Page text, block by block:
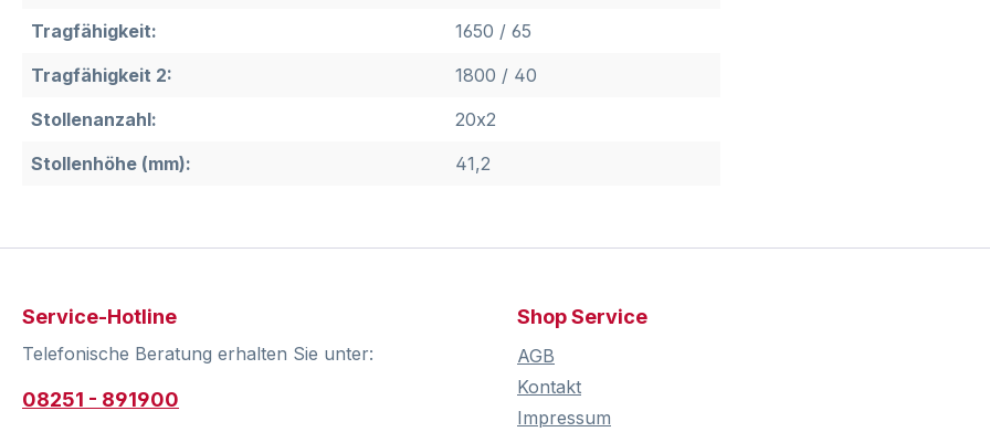
Tragfähigkeit:
1650 / 65
Tragfähigkeit 2:
1800 / 40
Stollenanzahl:
20x2
Stollenhöhe (mm):
41,2
Service-Hotline
Telefonische Beratung erhalten Sie unter:
08251 - 891900
Shop Service
AGB
Kontakt
Impressum